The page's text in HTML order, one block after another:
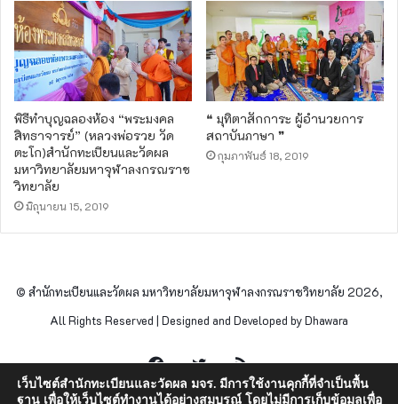
พิธีทำบุญฉลองห้อง “พระมงคล
สิทธาจารย์” (หลวงพ่อรวย วัด
ตะโก)​สำนักทะเบียนและวัดผล
มหาวิทยาลัยมหาจุฬาลงกรณราช
วิทยาลัย
มิถุนายน 15, 2019
❝ มุทิตาสักการะ ผู้อำนวยการ
สถาบันภาษา ❞
กุมภาพันธ์ 18, 2019
© สำนักทะเบียนและวัดผล มหาวิทยาลัยมหาจุฬาลงกรณราชวิทยาลัย 2026,
All Rights Reserved | Designed and Developed by Dhawara
FacebookTwitterRSS
เว็บไซต์สำนักทะเบียนและวัดผล มจร. มีการใช้งานคุกกี้ที่จำเป็นพื้น
ฐาน เพื่อให้เว็บไซต์ทำงานได้อย่างสมบูรณ์ โดยไม่มีการเก็บข้อมูลเพื่อ